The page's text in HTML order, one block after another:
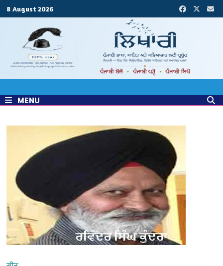
8 August 2026
MENU